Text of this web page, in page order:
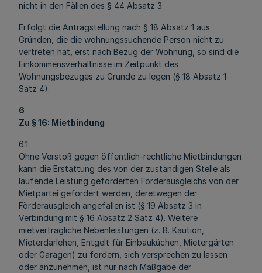
nicht in den Fällen des § 44 Absatz 3.
Erfolgt die Antragstellung nach § 18 Absatz 1 aus
Gründen, die die wohnungssuchende Person nicht zu
vertreten hat, erst nach Bezug der Wohnung, so sind die
Einkommensverhältnisse im Zeitpunkt des
Wohnungsbezuges zu Grunde zu legen (§ 18 Absatz 1
Satz 4).
6
Zu § 16: Mietbindung
6.1
Ohne Verstoß gegen öffentlich-rechtliche Mietbindungen
kann die Erstattung des von der zuständigen Stelle als
laufende Leistung geforderten Förderausgleichs von der
Mietpartei gefordert werden, deretwegen der
Förderausgleich angefallen ist (§ 19 Absatz 3 in
Verbindung mit § 16 Absatz 2 Satz 4). Weitere
mietvertragliche Nebenleistungen (z. B. Kaution,
Mieterdarlehen, Entgelt für Einbauküchen, Mietergärten
oder Garagen) zu fordern, sich versprechen zu lassen
oder anzunehmen, ist nur nach Maßgabe der